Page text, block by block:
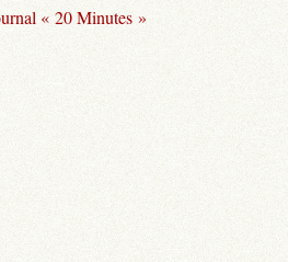
« 20 Minutes »